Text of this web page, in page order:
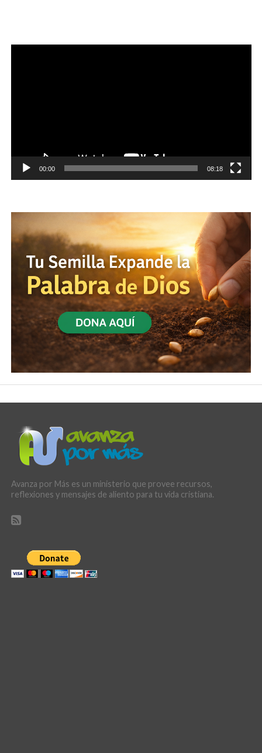
Reproductor
00:00 08:18
Avanza por Más es un ministerio que provee recursos,
reflexiones y mensajes de aliento para tu vida cristiana.